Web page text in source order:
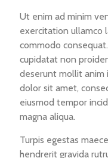
Ut enim ad minim
exercitation ullamco
commodo
cupidatat non
deserunt mollit anim
dolor sit amet,
eiusmod tempor
magna aliqua.
Turpis egestas
hendrerit gravida